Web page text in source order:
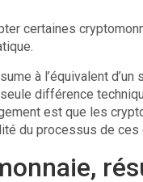
certaines
à l’équivalent
seule différence
est que les
du processus de ces